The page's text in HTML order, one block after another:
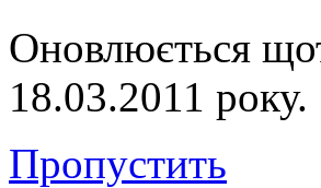
Оновлюється
18.03.2011 року.
Пропустить